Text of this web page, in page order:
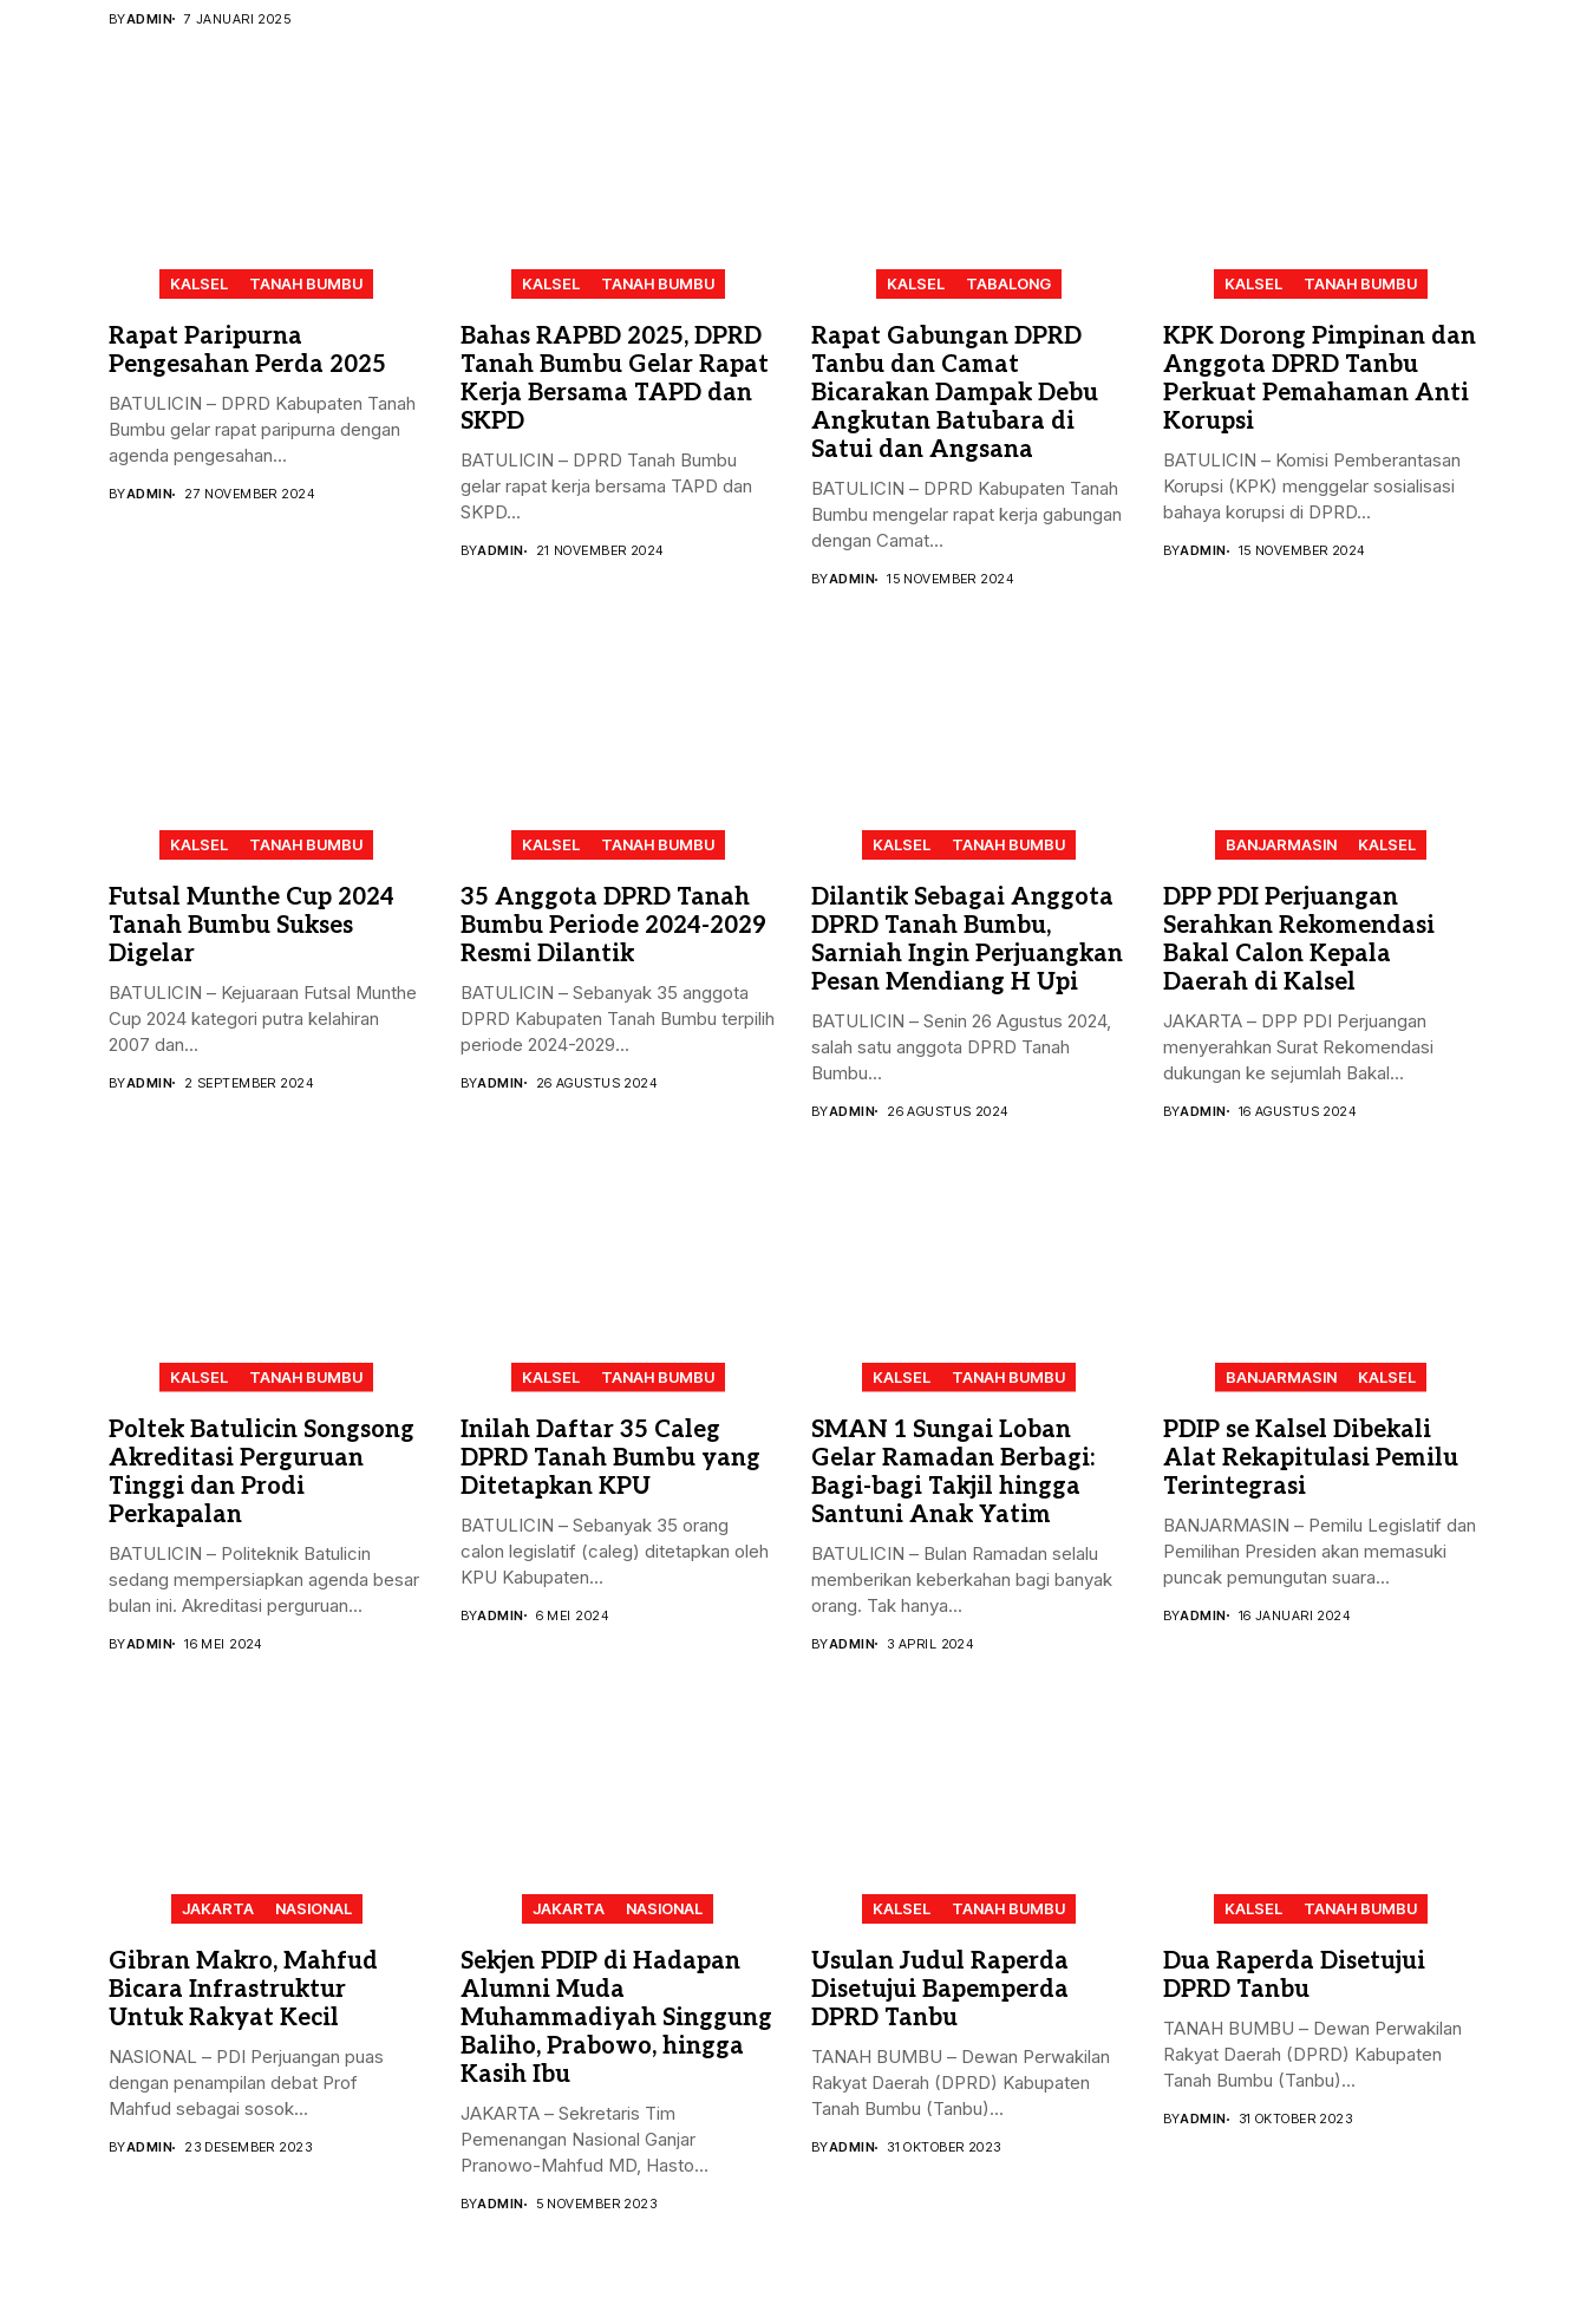
BYADMIN 7 JANUARI 2025
KALSEL TANAH BUMBU
Rapat Paripurna
Pengesahan Perda 2025
BATULICIN – DPRD Kabupaten Tanah
Bumbu gelar rapat paripurna dengan
agenda pengesahan...
BYADMIN 27 NOVEMBER 2024
KALSEL TANAH BUMBU
Bahas RAPBD 2025, DPRD
Tanah Bumbu Gelar Rapat
Kerja Bersama TAPD dan
SKPD
BATULICIN – DPRD Tanah Bumbu
gelar rapat kerja bersama TAPD dan
SKPD...
BYADMIN 21 NOVEMBER 2024
KALSEL TABALONG
Rapat Gabungan DPRD
Tanbu dan Camat
Bicarakan Dampak Debu
Angkutan Batubara di
Satui dan Angsana
BATULICIN – DPRD Kabupaten Tanah
Bumbu mengelar rapat kerja gabungan
dengan Camat...
BYADMIN 15 NOVEMBER 2024
KALSEL TANAH BUMBU
KPK Dorong Pimpinan dan
Anggota DPRD Tanbu
Perkuat Pemahaman Anti
Korupsi
BATULICIN – Komisi Pemberantasan
Korupsi (KPK) menggelar sosialisasi
bahaya korupsi di DPRD...
BYADMIN 15 NOVEMBER 2024
KALSEL TANAH BUMBU
Futsal Munthe Cup 2024
Tanah Bumbu Sukses
Digelar
BATULICIN – Kejuaraan Futsal Munthe
Cup 2024 kategori putra kelahiran
2007 dan...
BYADMIN 2 SEPTEMBER 2024
KALSEL TANAH BUMBU
35 Anggota DPRD Tanah
Bumbu Periode 2024-2029
Resmi Dilantik
BATULICIN – Sebanyak 35 anggota
DPRD Kabupaten Tanah Bumbu terpilih
periode 2024-2029...
BYADMIN 26 AGUSTUS 2024
KALSEL TANAH BUMBU
Dilantik Sebagai Anggota
DPRD Tanah Bumbu,
Sarniah Ingin Perjuangkan
Pesan Mendiang H Upi
BATULICIN – Senin 26 Agustus 2024,
salah satu anggota DPRD Tanah
Bumbu...
BYADMIN 26 AGUSTUS 2024
BANJARMASIN KALSEL
DPP PDI Perjuangan
Serahkan Rekomendasi
Bakal Calon Kepala
Daerah di Kalsel
JAKARTA – DPP PDI Perjuangan
menyerahkan Surat Rekomendasi
dukungan ke sejumlah Bakal...
BYADMIN 16 AGUSTUS 2024
KALSEL TANAH BUMBU
Poltek Batulicin Songsong
Akreditasi Perguruan
Tinggi dan Prodi
Perkapalan
BATULICIN – Politeknik Batulicin
sedang mempersiapkan agenda besar
bulan ini. Akreditasi perguruan...
BYADMIN 16 MEI 2024
KALSEL TANAH BUMBU
Inilah Daftar 35 Caleg
DPRD Tanah Bumbu yang
Ditetapkan KPU
BATULICIN – Sebanyak 35 orang
calon legislatif (caleg) ditetapkan oleh
KPU Kabupaten...
BYADMIN 6 MEI 2024
KALSEL TANAH BUMBU
SMAN 1 Sungai Loban
Gelar Ramadan Berbagi:
Bagi-bagi Takjil hingga
Santuni Anak Yatim
BATULICIN – Bulan Ramadan selalu
memberikan keberkahan bagi banyak
orang. Tak hanya...
BYADMIN 3 APRIL 2024
BANJARMASIN KALSEL
PDIP se Kalsel Dibekali
Alat Rekapitulasi Pemilu
Terintegrasi
BANJARMASIN – Pemilu Legislatif dan
Pemilihan Presiden akan memasuki
puncak pemungutan suara...
BYADMIN 16 JANUARI 2024
JAKARTA NASIONAL
Gibran Makro, Mahfud
Bicara Infrastruktur
Untuk Rakyat Kecil
NASIONAL – PDI Perjuangan puas
dengan penampilan debat Prof
Mahfud sebagai sosok...
BYADMIN 23 DESEMBER 2023
JAKARTA NASIONAL
Sekjen PDIP di Hadapan
Alumni Muda
Muhammadiyah Singgung
Baliho, Prabowo, hingga
Kasih Ibu
JAKARTA – Sekretaris Tim
Pemenangan Nasional Ganjar
Pranowo-Mahfud MD, Hasto
BYADMIN 5 NOVEMBER 2023
KALSEL TANAH BUMBU
Usulan Judul Raperda
Disetujui Bapemperda
DPRD Tanbu
TANAH BUMBU – Dewan Perwakilan
Rakyat Daerah (DPRD) Kabupaten
Tanah Bumbu (Tanbu)...
BYADMIN 31 OKTOBER 2023
KALSEL TANAH BUMBU
Dua Raperda Disetujui
DPRD Tanbu
TANAH BUMBU – Dewan Perwakilan
Rakyat Daerah (DPRD) Kabupaten
Tanah Bumbu (Tanbu)...
BYADMIN 31 OKTOBER 2023